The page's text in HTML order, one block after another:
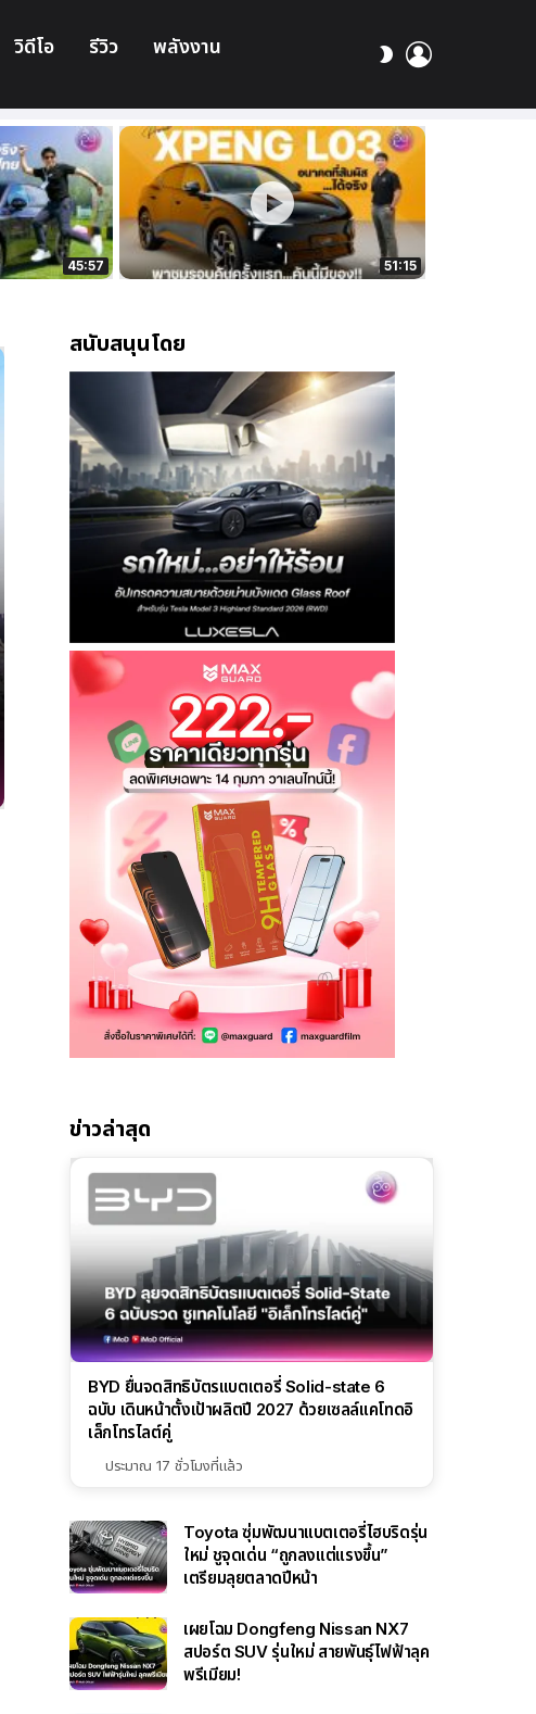
วิดีโอ รีวิว พลังงาน
สลับ
45:57 51:15
สนับสนุนโดย
ข่าวล่าสุด
BYD ยื่นจดสิทธิบัตรแบตเตอรี่ Solid-state 6
ฉบับ เดินหน้าตั้งเป้าผลิตปี 2027 ด้วยเซลล์แคโทดอิ
เล็กโทรไลต์คู่
ประมาณ 17 ชั่วโมงที่แล้ว
Toyota ซุ่มพัฒนาแบตเตอรี่ไฮบริดรุ่น
ใหม่ ชูจุดเด่น “ถูกลงแต่แรงขึ้น”
เตรียมลุยตลาดปีหน้า
เผยโฉม Dongfeng Nissan NX7
สปอร์ต SUV รุ่นใหม่ สายพันธุ์ไฟฟ้าลุค
พรีเมียม!